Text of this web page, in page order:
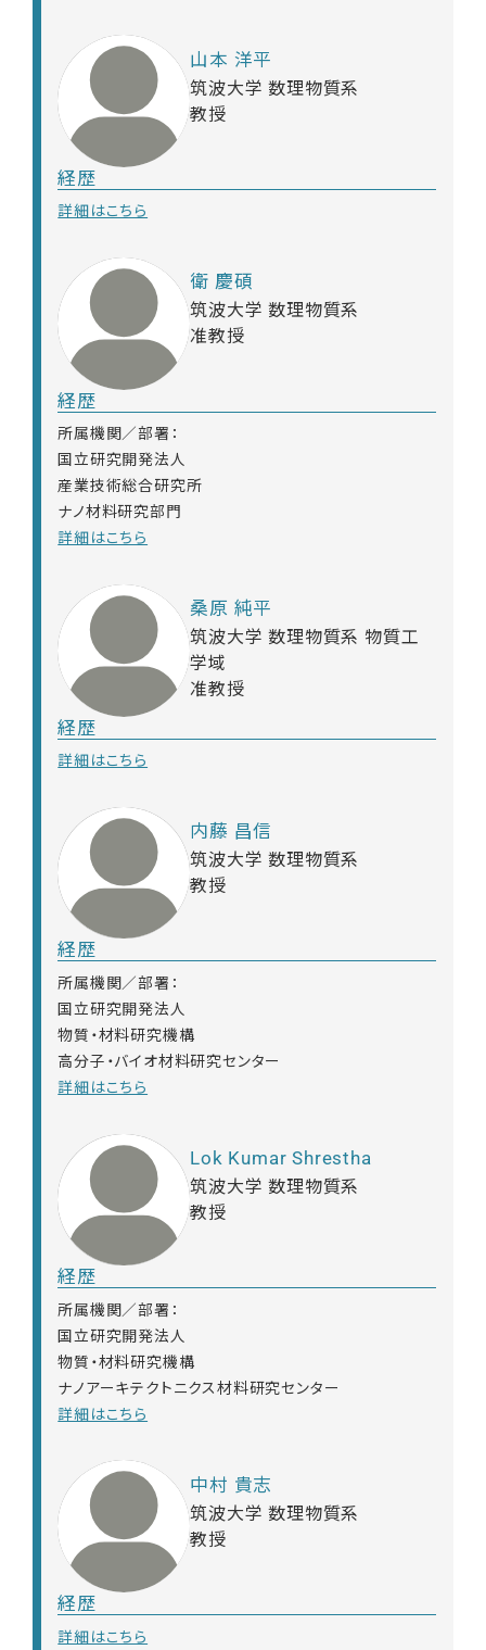
山本 洋平
筑波大学 数理物質系
教授
経歴
詳細はこちら
衛 慶碩
筑波大学 数理物質系
准教授
経歴
所属機関／部署：
国立研究開発法人
産業技術総合研究所
ナノ材料研究部門
詳細はこちら
桑原 純平
筑波大学 数理物質系 物質工
学域
准教授
経歴
詳細はこちら
内藤 昌信
筑波大学 数理物質系
教授
経歴
所属機関／部署：
国立研究開発法人
物質・材料研究機構
高分子・バイオ材料研究センター
詳細はこちら
Lok Kumar Shrestha
筑波大学 数理物質系
教授
経歴
所属機関／部署：
国立研究開発法人
物質・材料研究機構
ナノアーキテクトニクス材料研究センター
詳細はこちら
中村 貴志
筑波大学 数理物質系
教授
経歴
詳細はこちら